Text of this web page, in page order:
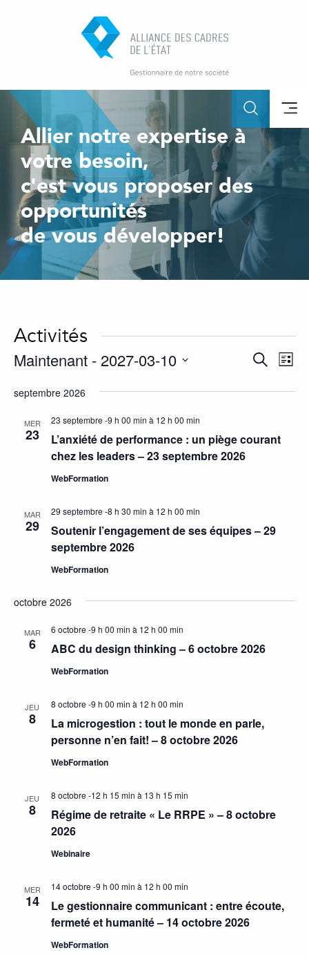
Allier notre expertise à
votre besoin,
c'est vous proposer des
opportunités
de vous développer!
Activités
Recherche
Liste
Maintenant - 2027-03-10
la
septembre 2026
MER
23
L’anxiété de performance : un piège courant
chez les leaders – 23 septembre 2026
23 septembre -9 h 00 min à 12 h 00 min
WebFormation
MAR
29
Soutenir l’engagement de ses équipes – 29
septembre 2026
29 septembre -8 h 30 min à 12 h 00 min
WebFormation
octobre 2026
MAR
6 ABC du design thinking – 6 octobre 2026
6 octobre -9 h 00 min à 12 h 00 min
WebFormation
JEU
8
La microgestion : tout le monde en parle,
personne n’en fait! – 8 octobre 2026
8 octobre -9 h 00 min à 12 h 00 min
WebFormation
JEU
8
Régime de retraite « Le RRPE » – 8 octobre
2026
8 octobre -12 h 15 min à 13 h 15 min
Webinaire
MER
14
Le gestionnaire communicant : entre écoute,
fermeté et humanité – 14 octobre 2026
14 octobre -9 h 00 min à 12 h 00 min
WebFormation